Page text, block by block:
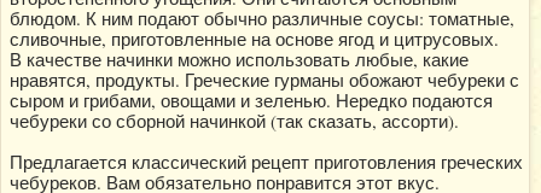
блюдом. К ним подают обычно различные соусы: томатные,
сливочные, приготовленные на основе ягод и цитрусовых.
В качестве начинки можно использовать любые, какие
нравятся, продукты. Греческие гурманы обожают чебуреки с
сыром и грибами, овощами и зеленью. Нередко подаются
чебуреки со сборной начинкой (так сказать, ассорти).
Предлагается классический рецепт приготовления греческих
чебуреков. Вам обязательно понравится этот вкус.